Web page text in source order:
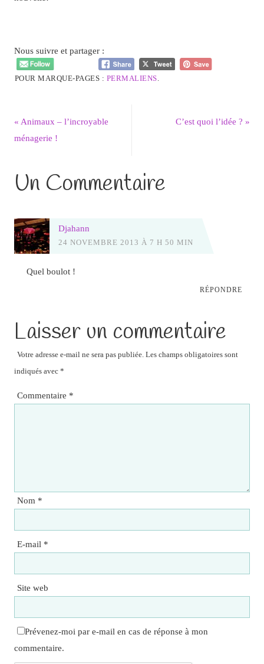
Nous suivre et partager :
POUR MARQUE-PAGES : PERMALIENS
« Animaux – l’incroyable
ménagerie !
C’est quoi l’idée ?»
Un Commentaire
Djahann
24 NOVEMBRE 2013 À 7 H 50 MIN
Quel boulot !
RÉPONDRE
Laisser un commentaire
Votre adresse e-mail ne sera pas publiée. Les champs obligatoires sont
indiqués avec *
Commentaire *
Nom *
E-mail *
Site web
Prévenez-moi par e-mail en cas de réponse à mon
commentaire.